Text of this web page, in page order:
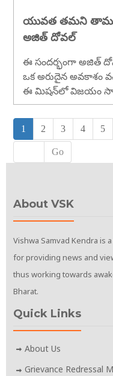
యువత తమని తాము
అజిత్ దోవల్
ఈ సందర్భంగా అజిత్
ఒక అరుదైన అవకాశం
ఈ మిషన్‌లో విజయం
ధ్యాయాన్ని సృష్టిస్తామని
1 2 3 4 5
Go
About VSK
Vishwa Samvad Kendra is
for providing news and
thus working towards
Bharat.
Quick Links
About Us
Grievance Redressal